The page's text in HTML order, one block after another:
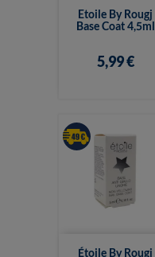
Etoile By Rougj
Base Coat 4,5ml
5,99 €
Étoile By Rougj